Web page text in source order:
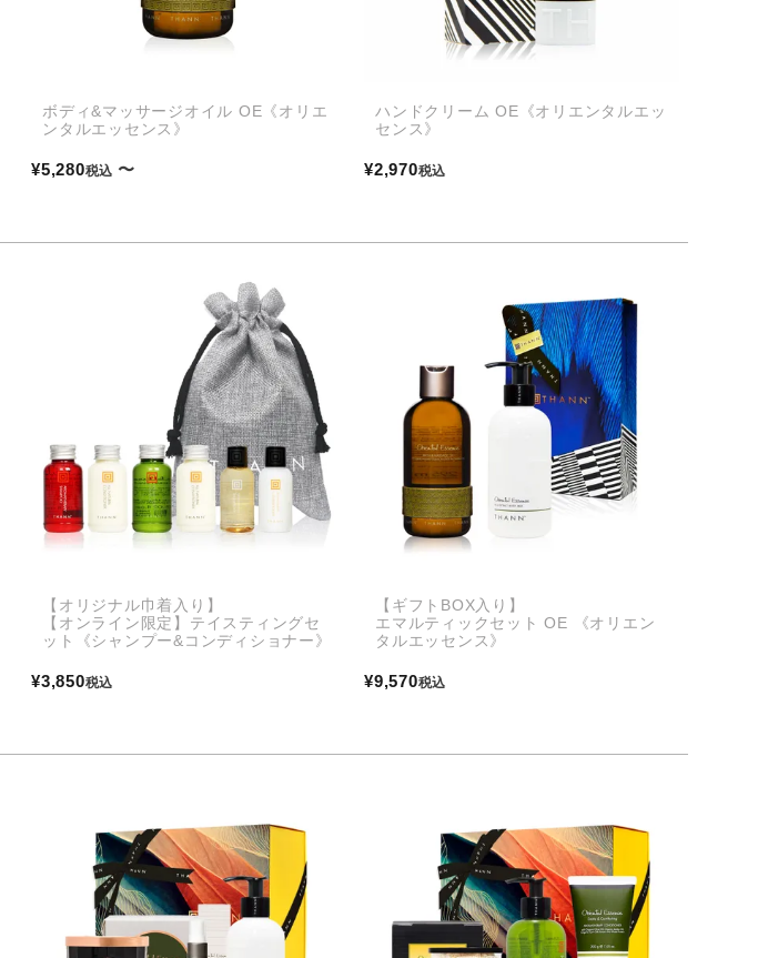
ボディ&マッサージオイル OE《オリエ
ンタルエッセンス》
¥5,280税込 〜
ハンドクリーム OE《オリエンタルエッ
センス》
¥2,970税込
【オリジナル巾着入り】
【オンライン限定】テイスティングセ
ット《シャンプー&コンディショナー》
¥3,850税込
【ギフトBOX入り】
エマルティックセット OE 《オリエン
タルエッセンス》
¥9,570税込